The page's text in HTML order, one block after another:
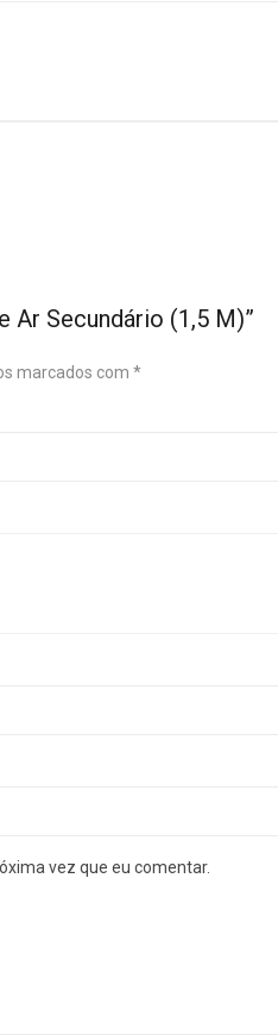
Ar Secundário (1,5 M)”
marcados com *
vez que eu comentar.